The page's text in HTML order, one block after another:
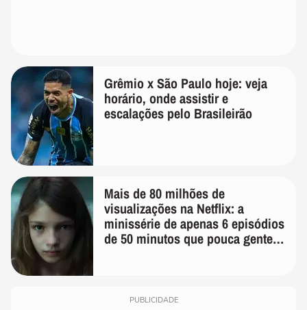
Grêmio x São Paulo hoje: veja
horário, onde assistir e
escalações pelo Brasileirão
Mais de 80 milhões de
visualizações na Netflix: a
minissérie de apenas 6 episódios
de 50 minutos que pouca gente
PUBLICIDADE